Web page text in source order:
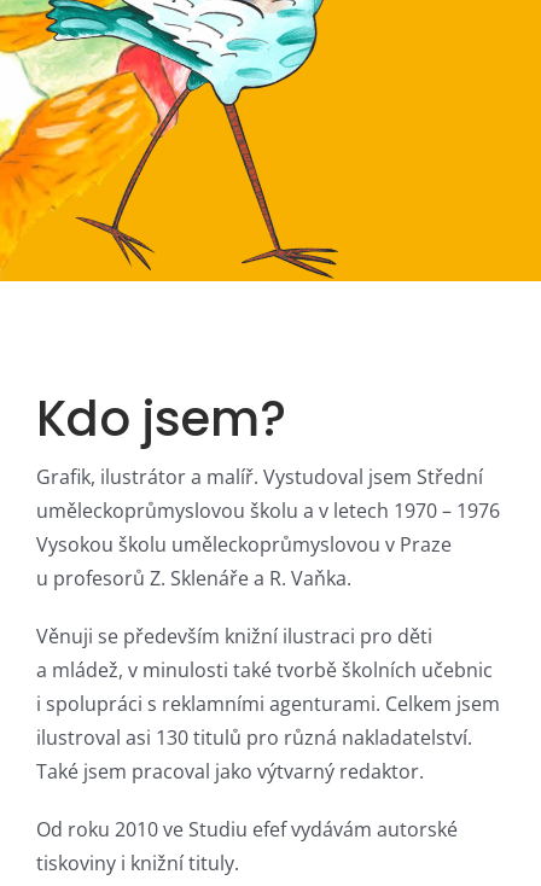
Kdo jsem?
Grafik, ilustrátor a malíř. Vystudoval jsem Střední
uměleckoprůmyslovou školu a v letech 1970 – 1976
Vysokou školu uměleckoprůmyslovou v Praze
u profesorů Z. Sklenáře a R. Vaňka.
Věnuji se především knižní ilustraci pro děti
a mládež, v minulosti také tvorbě školních učebnic
i spolupráci s reklamními agenturami. Celkem jsem
ilustroval asi 130 titulů pro různá nakladatelství.
Také jsem pracoval jako výtvarný redaktor.
Od roku 2010 ve Studiu efef vydávám autorské
tiskoviny i knižní tituly.